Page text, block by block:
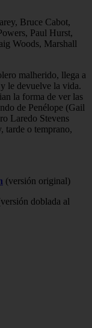
Bruce Cabot,
Paul Hurst,
Woods, Marshall
malherido, llega a
le devuelve la vida.
la forma de ver las
de Penélope (Gail
Laredo Stevens
tarde o temprano,
(versión original)
doblada al